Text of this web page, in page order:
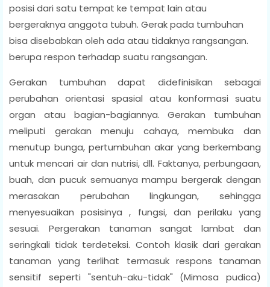
posisi dari satu tempat ke tempat lain atau
bergeraknya anggota tubuh. Gerak pada tumbuhan
bisa disebabkan oleh ada atau tidaknya rangsangan.
berupa respon terhadap suatu rangsangan.
Gerakan tumbuhan dapat didefinisikan sebagai
perubahan orientasi spasial atau konformasi suatu
organ atau bagian-bagiannya. Gerakan tumbuhan
meliputi gerakan menuju cahaya, membuka dan
menutup bunga, pertumbuhan akar yang berkembang
untuk mencari air dan nutrisi, dll. Faktanya, perbungaan,
buah, dan pucuk semuanya mampu bergerak dengan
merasakan perubahan lingkungan, sehingga
menyesuaikan posisinya , fungsi, dan perilaku yang
sesuai. Pergerakan tanaman sangat lambat dan
seringkali tidak terdeteksi. Contoh klasik dari gerakan
tanaman yang terlihat termasuk respons tanaman
sensitif seperti "sentuh-aku-tidak" (Mimosa pudica)